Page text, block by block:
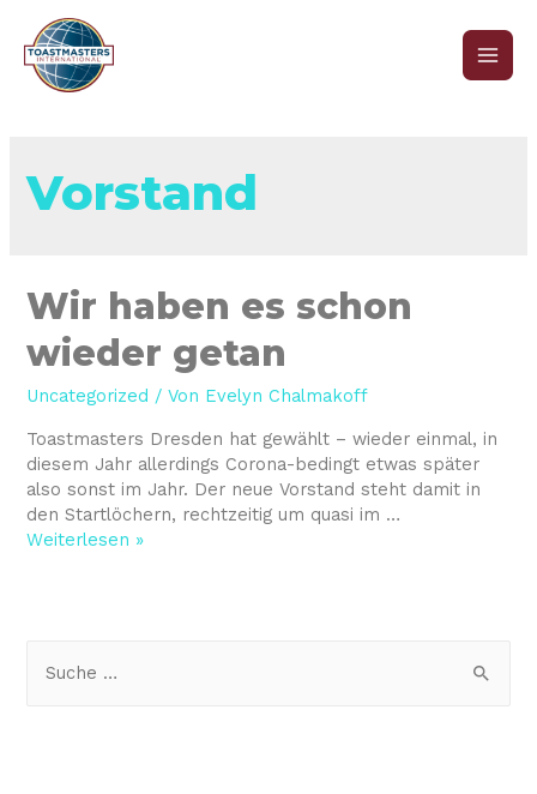
Vorstand
Wir haben es schon
wieder getan
Uncategorized / Von Evelyn Chalmakoff
Toastmasters Dresden hat gewählt – wieder einmal, in
diesem Jahr allerdings Corona-bedingt etwas später
also sonst im Jahr. Der neue Vorstand steht damit in
den Startlöchern, rechtzeitig um quasi im …
Weiterlesen »